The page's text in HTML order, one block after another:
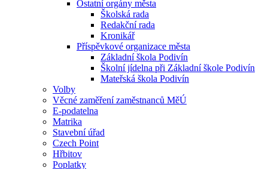
Ostatní orgány města
Školská rada
Redakční rada
Kronikář
Příspěvkové organizace města
Základní škola Podivín
Školní jídelna při Základní škole Podivín
Mateřská škola Podivín
Volby
Věcné zaměření zaměstnanců MěÚ
E-podatelna
Matrika
Stavební úřad
Czech Point
Hřbitov
Poplatky